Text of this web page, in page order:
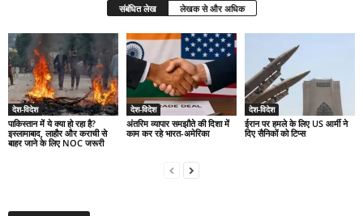
संबंधित लेख लेखक से और अधिक
देश-विदेश
पाकिस्तान में ये क्या हो रहा है?
इस्लामाबाद, लाहौर और कराची से
बाहर जाने के लिए NOC जरूरी
देश-विदेश
अंतरिम व्यापार समझौते की दिशा में
काम कर रहे भारत-अमेरिका
देश-विदेश
ईरान पर हमले के लिए US आर्मी ने
दिए सैनिकों को टिप्स